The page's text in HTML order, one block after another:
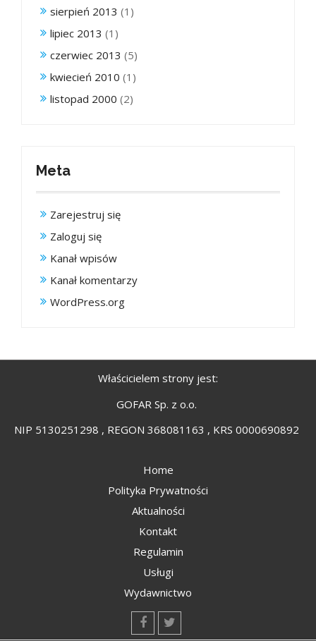
sierpień 2013 (1)
lipiec 2013 (1)
czerwiec 2013 (5)
kwiecień 2010 (1)
listopad 2000 (2)
Meta
Zarejestruj się
Zaloguj się
Kanał wpisów
Kanał komentarzy
WordPress.org
Właścicielem strony jest:
GOFAR Sp. z o.o.
NIP 5130251298 , REGON 368081163 , KRS 0000690892
Home
Polityka Prywatności
Aktualności
Kontakt
Regulamin
Usługi
Wydawnictwo